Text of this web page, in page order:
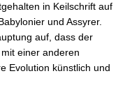
in Keilschrift auf
und Assyrer.
auf, dass der
einer anderen
Evolution künstlich und